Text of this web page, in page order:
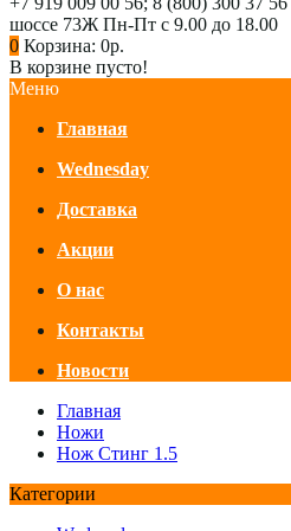
шоссе 73Ж Пн-Пт с 9.00 до 18.00
0 Корзина: 0р.
В корзине пусто!
Меню
Главная
Wednesday
Доставка
Акции
О нас
Контакты
Новости
Главная
Ножи
Нож Стинг 1.5
Категории